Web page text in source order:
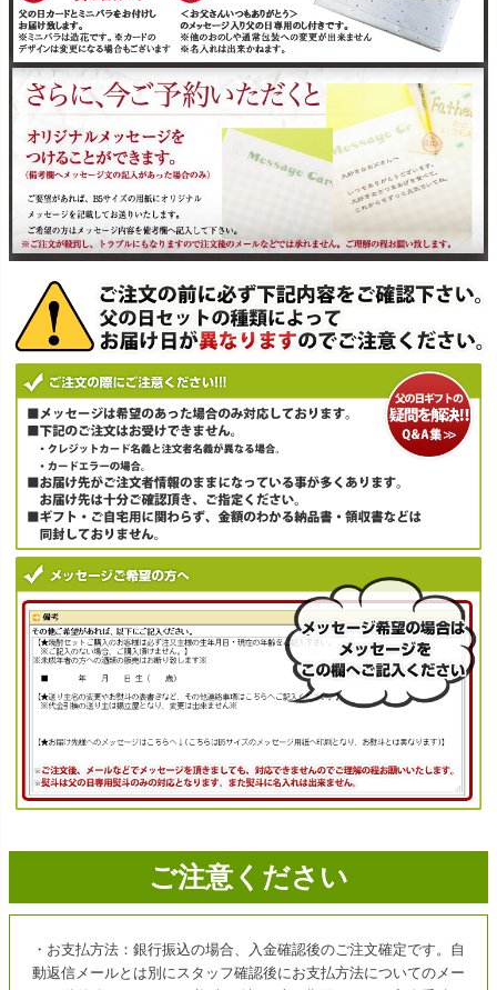
ご注意ください
・お支払方法：銀行振込の場合、入金確認後のご注文確定です。自
動返信メールとは別にスタッフ確認後にお支払方法についてのメー